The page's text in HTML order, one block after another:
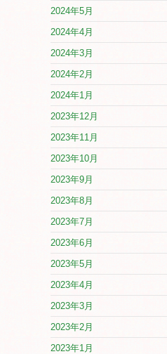
2024年5月
2024年4月
2024年3月
2024年2月
2024年1月
2023年12月
2023年11月
2023年10月
2023年9月
2023年8月
2023年7月
2023年6月
2023年5月
2023年4月
2023年3月
2023年2月
2023年1月